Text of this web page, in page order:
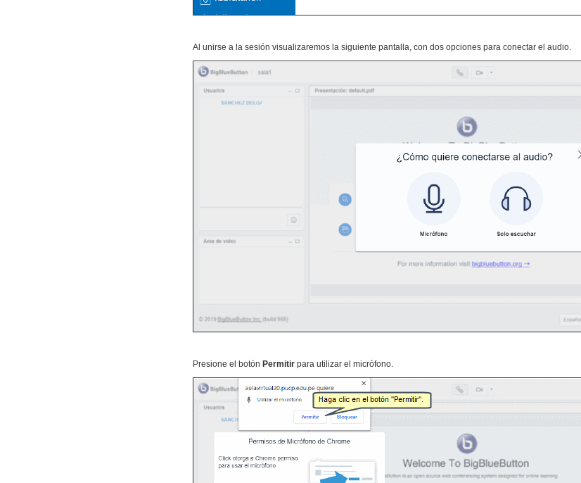
Al unirse a la sesión visualizaremos la siguiente pantalla, con dos opciones para conectar el audio.
Presione el botón Permitir para utilizar el micrófono.